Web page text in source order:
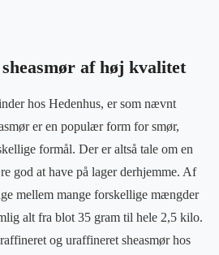
af høj kvalitet
hos Hedenhus, er som nævnt
er en populær form for smør,
formål. Der er altså tale om en
god at have på lager derhjemme. Af
mellem mange forskellige mængder
alt fra blot 35 gram til hele 2,5 kilo.
og uraffineret sheasmør hos